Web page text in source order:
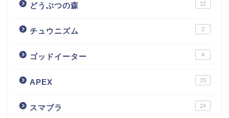
どうぶつの森 12
チュウニズム 2
ゴッドイーター 4
APEX 15
スマブラ 24